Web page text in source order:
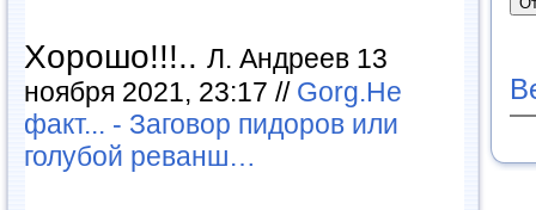
Хорошо!!!.. Л. Андреев 13
ноября 2021, 23:17 // Gorg.Не
факт... - Заговор пидоров или
голубой реванш…